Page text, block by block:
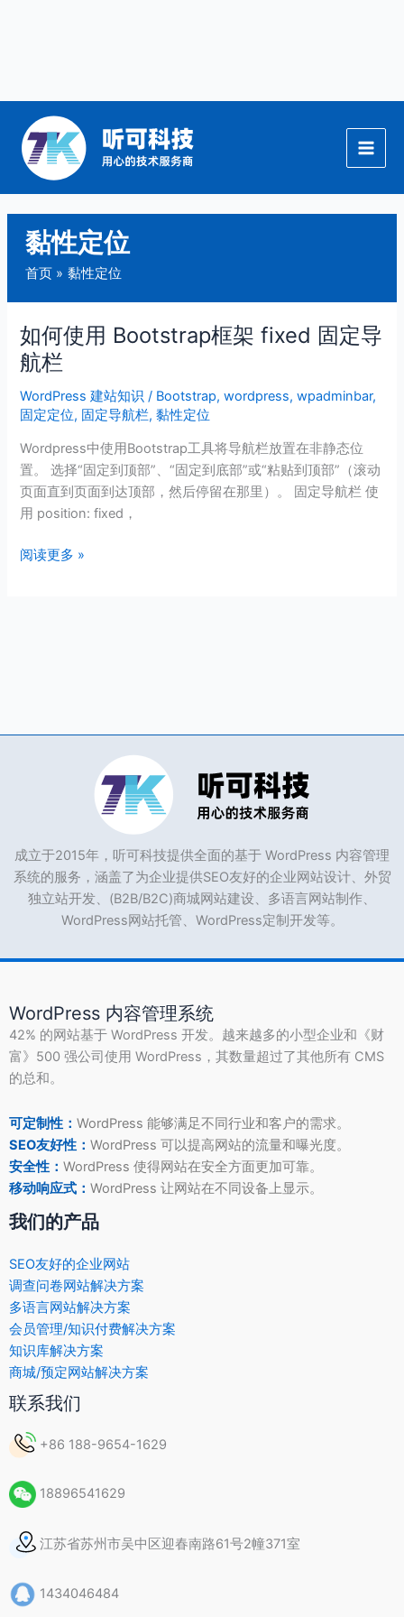
黏性定位
首页 黏性定位
如何使用 Bootstrap框架 fixed 固定导
航栏
WordPress 建站知识 / Bootstrap,wordpress,wpadminbar,
固定定位, 固定导航栏,黏性定位
Wordpress中使用Bootstrap工具将导航栏放置在非静态位
置。 选择“固定到顶部”、“固定到底部”或“粘贴到顶部”（滚动
页面直到页面到达顶部，然后停留在那里）。 固定导航栏 使
用 position: fixed，
如
何
使
用
Bootstrap
框
架
fixed
固
导
阅读更多 »
成立于2015年，听可科技提供全面的基于 WordPress 内容管理
系统的服务，涵盖了为企业提供SEO友好的企业网站设计、外贸
独立站开发、(B2B/B2C)商城网站建设、多语言网站制作、
WordPress网站托管、WordPress定制开发等。
WordPress 内容管理系统
42% 的网站基于 WordPress 开发。越来越多的小型企业和《财
富》500 强公司使用 WordPress，其数量超过了其他所有 CMS
的总和。
可定制性： WordPress 能够满足不同行业和客户的需求。
SEO友好性： WordPress 可以提高网站的流量和曝光度。
安全性： WordPress 使得网站在安全方面更加可靠。
移动响应式： WordPress 让网站在不同设备上显示。
我们的产品
SEO友好的企业网站
调查问卷网站解决方案
多语言网站解决方案
会员管理/知识付费解决方案
知识库解决方案
商城/预定网站解决方案
联系我们
+86 188-9654-1629
18896541629
江苏省苏州市吴中区迎春南路61号2幢371室
1434046484